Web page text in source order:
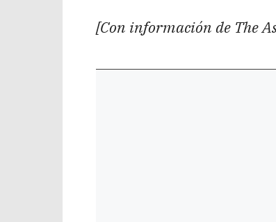
[Con información de The